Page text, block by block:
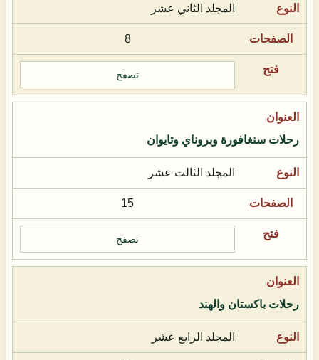
المجلد الثاني عشر
8
تصفح
رحلات سنغافورة وبروناي وتايوان
المجلد الثالث عشر
15
تصفح
رحلات باكستان والهند
المجلد الرابع عشر